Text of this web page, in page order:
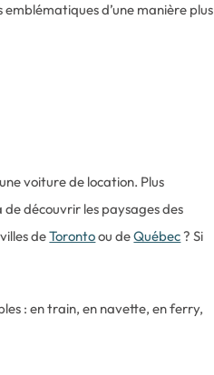
emblématiques d’une manière plus
voiture de location. Plus
découvrir les paysages des
deTorontoou deQuébec ? Si
: en train, en navette, en ferry,